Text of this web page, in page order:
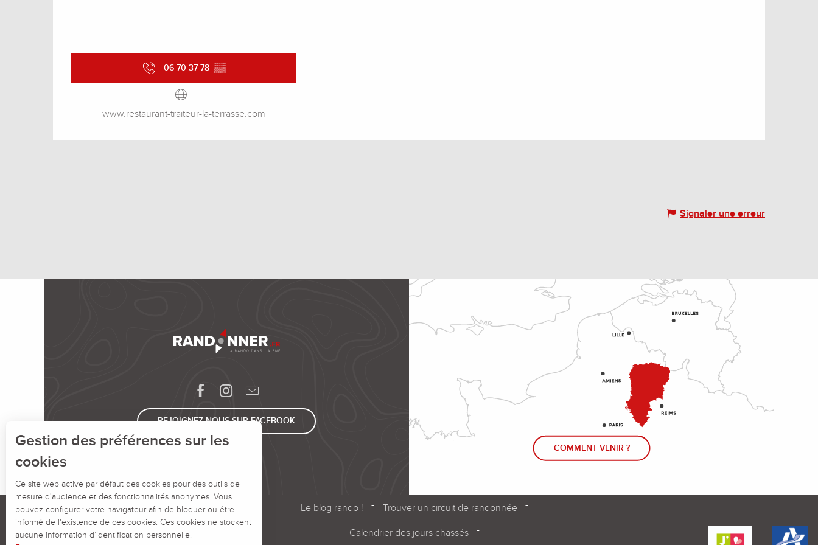
06 70 37 78 ▒▒
www.restaurant-traiteur-la-terrasse.com
Signaler une erreur
REJOIGNEZ-NOUS SUR FACEBOOK
COMMENT VENIR ?
Le blog rando ! Trouver un circuit de randonnée
Calendrier des jours chassés
Gestion des préférences sur les
cookies
Ce site web active par défaut des cookies pour des outils de
mesure d'audience et des fonctionnalités anonymes. Vous
pouvez configurer votre navigateur afin de bloquer ou être
informé de l'existence de ces cookies. Ces cookies ne stockent
aucune information d’identification personnelle.